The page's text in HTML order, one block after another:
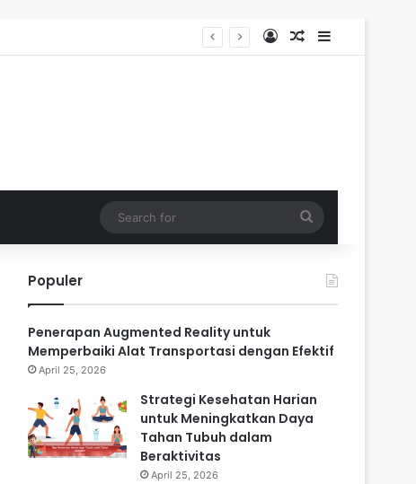
Log InRandom Article
Sidebar
for
Populer
Penerapan Augmented Reality untuk
Memperbaiki Alat Transportasi dengan Efektif
April 25, 2026
Strategi Kesehatan Harian
untuk Meningkatkan Daya
Tahan Tubuh dalam
Beraktivitas
April 25, 2026